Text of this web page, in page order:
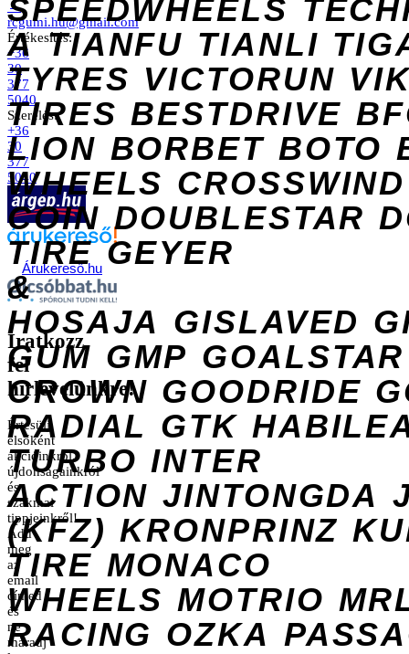
SPEEDWHEELS
A TIANFU TIANLI
TYRES VICTORUN
TIRES BESTDRIVE
LION BORBET BOTO
WHEELS CROSSWIND
COIN DOUBLESTAR
TIRE GEYER
&
HOSAJA GISLAVED
GUM GMP GOALSTAR
CROWN GOODRIDE
RADIAL GTK
TURBO INTER
ACTION JINTONGDA
(KFZ) KRONPRINZ
TIRE MONACO
WHEELS MOTRIO
RACING OZKA
→
rcgumi.hu@gmail.com
Értékesítés:
+36
30
377
5040
Szerelés:
+36
30
377
5040
Árukereső.hu
Iratkozz
fel
hírlevelünkre!
Értesülj
elsőként
akcióinkról,
újdonságainkról
és
szakmai
tippjeinkről!
Add
meg
az
email
címed
és
ne
maradj